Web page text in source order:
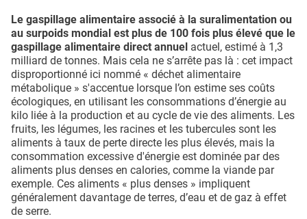
Le gaspillage alimentaire associé à la suralimentation ou
au surpoids mondial est plus de 100 fois plus élevé que le
gaspillage alimentaire direct annuel actuel, estimé à 1,3
milliard de tonnes. Mais cela ne s’arrête pas là : cet impact
disproportionné ici nommé « déchet alimentaire
métabolique » s'accentue lorsque l’on estime ses coûts
écologiques, en utilisant les consommations d’énergie au
kilo liée à la production et au cycle de vie des aliments. Les
fruits, les légumes, les racines et les tubercules sont les
aliments à taux de perte directe les plus élevés, mais la
consommation excessive d'énergie est dominée par des
aliments plus denses en calories, comme la viande par
exemple. Ces aliments « plus denses » impliquent
généralement davantage de terres, d’eau et de gaz à effet
de serre.